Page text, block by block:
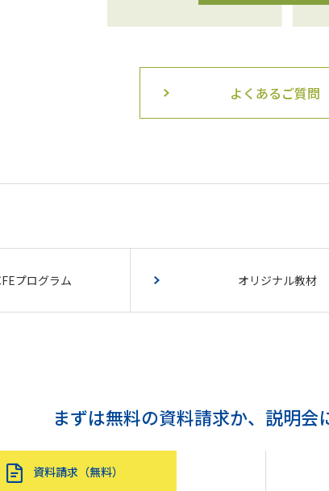
よくあるご質問
プログラム オリジナル教材
まずは無料の資料請求か、 説明会
資料請求（無料）